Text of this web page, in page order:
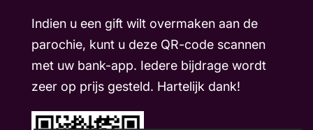
Indien u een gift wilt overmaken aan de
parochie, kunt u deze QR-code scannen
met uw bank-app. Iedere bijdrage wordt
zeer op prijs gesteld. Hartelijk dank!